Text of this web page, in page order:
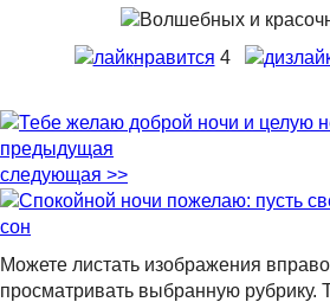
нравится 4
предыдущая
следующая >>
Можете листать изображения
просматривать выбранную рубрику.